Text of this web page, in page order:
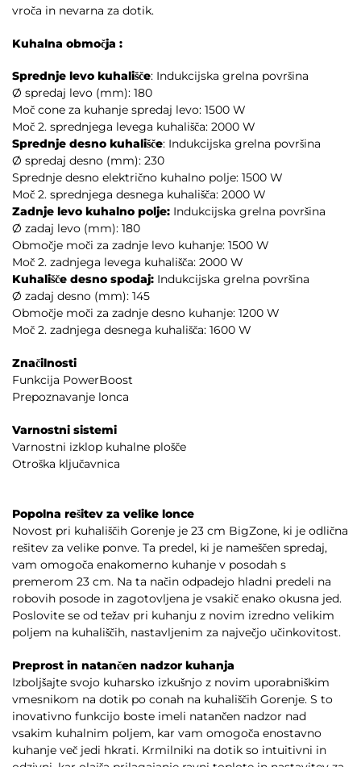
vroča in nevarna za dotik.
Kuhalna območja :
Sprednje levo kuhališče: Indukcijska grelna površina
Ø spredaj levo (mm): 180
Moč cone za kuhanje spredaj levo: 1500 W
Moč 2. sprednjega levega kuhališča: 2000 W
Sprednje desno kuhališče: Indukcijska grelna površina
Ø spredaj desno (mm): 230
Sprednje desno električno kuhalno polje: 1500 W
Moč 2. sprednjega desnega kuhališča: 2000 W
Zadnje levo kuhalno polje: Indukcijska grelna površina
Ø zadaj levo (mm): 180
Območje moči za zadnje levo kuhanje: 1500 W
Moč 2. zadnjega levega kuhališča: 2000 W
Kuhališče desno spodaj: Indukcijska grelna površina
Ø zadaj desno (mm): 145
Območje moči za zadnje desno kuhanje: 1200 W
Moč 2. zadnjega desnega kuhališča: 1600 W
Značilnosti
Funkcija PowerBoost
Prepoznavanje lonca
Varnostni sistemi
Varnostni izklop kuhalne plošče
Otroška ključavnica
Popolna rešitev za velike lonce
Novost pri kuhališčih Gorenje je 23 cm BigZone, ki je odlična
rešitev za velike ponve. Ta predel, ki je nameščen spredaj,
vam omogoča enakomerno kuhanje v posodah s
premerom 23 cm. Na ta način odpadejo hladni predeli na
robovih posode in zagotovljena je vsakič enako okusna jed.
Poslovite se od težav pri kuhanju z novim izredno velikim
poljem na kuhališčih, nastavljenim za največjo učinkovitost.
Preprost in natančen nadzor kuhanja
Izboljšajte svojo kuharsko izkušnjo z novim uporabniškim
vmesnikom na dotik po conah na kuhališčih Gorenje. S to
inovativno funkcijo boste imeli natančen nadzor nad
vsakim kuhalnim poljem, kar vam omogoča enostavno
kuhanje več jedi hkrati. Krmilniki na dotik so intuitivni in